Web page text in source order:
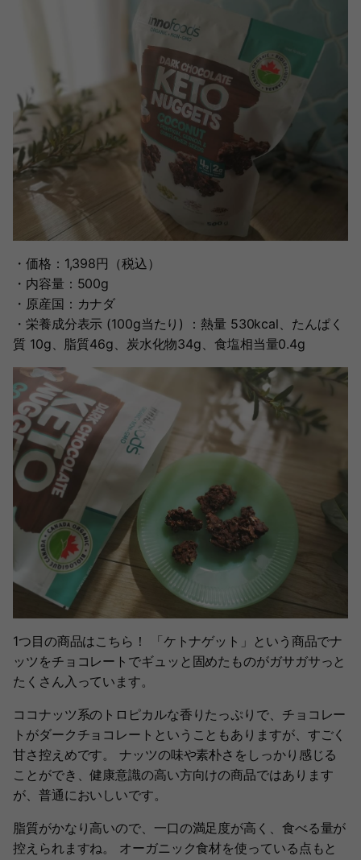
・価格：1,398円（税込）
・内容量：500g
・原産国：カナダ
・栄養成分表示 (100g当たり) ：熱量 530kcal、たんぱく
質 10g、脂質46g、炭水化物34g、食塩相当量0.4g
1つ目の商品はこちら！ 「ケトナゲット」という商品でナ
ッツをチョコレートでギュッと固めたものがガサガサっと
たくさん入っています。
ココナッツ系のトロピカルな香りたっぷりで、チョコレー
トがダークチョコレートということもありますが、すごく
甘さ控えめです。 ナッツの味や素朴さをしっかり感じる
ことができ、健康意識の高い方向けの商品ではあります
が、普通においしいです。
脂質がかなり高いので、一口の満足度が高く、食べる量が
控えられますね。 オーガニック食材を使っている点もと